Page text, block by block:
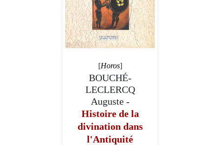
[Horos]
BOUCHÉ-
LECLERCQ
Auguste -
Histoire de la
divination dans
l'Antiquité